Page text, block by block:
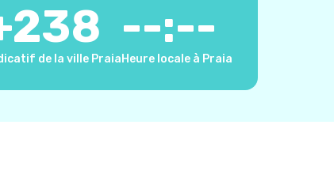
238
de la ville Praia
--:--
Heure locale à Praia